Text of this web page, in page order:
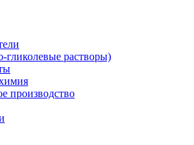
растворы)
производство